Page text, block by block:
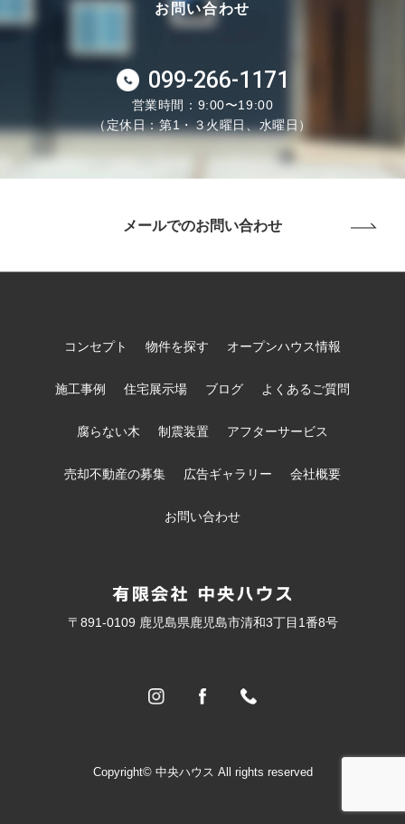
お問い合わせ
099-266-1171
営業時間：9:00〜19:00
（定休日：第1・３火曜日、水曜日）
メールでのお問い合わせ
コンセプト 物件を探す オープンハウス情報
施工事例 住宅展示場 ブログ よくあるご質問
腐らない木 制震装置 アフターサービス
売却不動産の募集 広告ギャラリー 会社概要
お問い合わせ
〒891-0109 鹿児島県鹿児島市清和3丁目1番8号
Copyright© 中央ハウス All rights reserved